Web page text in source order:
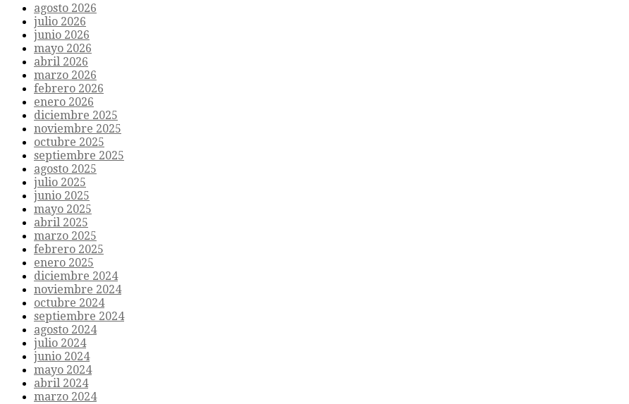
agosto 2026
julio 2026
junio 2026
mayo 2026
abril 2026
marzo 2026
febrero 2026
enero 2026
diciembre 2025
noviembre 2025
octubre 2025
septiembre 2025
agosto 2025
julio 2025
junio 2025
mayo 2025
abril 2025
marzo 2025
febrero 2025
enero 2025
diciembre 2024
noviembre 2024
octubre 2024
septiembre 2024
agosto 2024
julio 2024
junio 2024
mayo 2024
abril 2024
marzo 2024